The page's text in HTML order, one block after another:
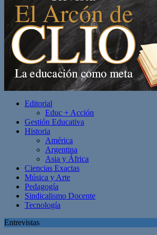
Editorial
Educ + Acción
Gestión Educativa
Historia
América
Argentina
Asia y África
Ciencias Exactas
Música y Arte
Pedagogía
Sindicalismo Docente
Tecnología
Entrevistas